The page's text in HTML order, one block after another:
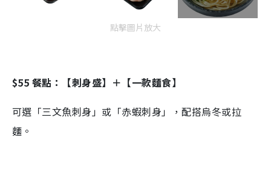
點擊圖片放大
$55 餐點：【刺身盛】＋【一款麵食】
可選「三文魚刺身」或「赤蝦刺身」，配搭烏冬或拉
麵。